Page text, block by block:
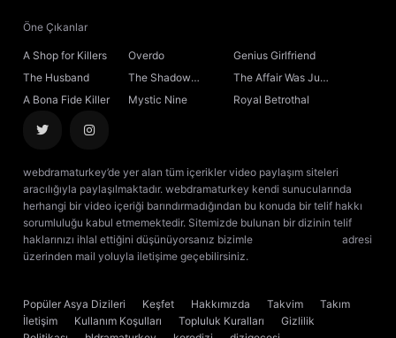
Öne Çıkanlar
A Shop for Killers Overdo
Genius Girlfriend
The Husband
The Shadow
Sovereign
The Affair Was Just
the Beginning
A Bona Fide Killer Mystic Nine Royal Betrothal
webdramaturkey’de yer alan tüm içerikler video paylaşım siteleri
aracılığıyla paylaşılmaktadır. webdramaturkey kendi sunucularında
herhangi bir video içeriği barındırmadığından bu konuda bir telif hakkı
sorumluluğu kabul etmemektedir. Sitemizde bulunan bir dizinin telif
haklarınızı ihlal ettiğini düşünüyorsanız bizimle
adresi
üzerinden mail yoluyla iletişime geçebilirsiniz.
Popüler Asya Dizileri Keşfet Hakkımızda Takvim
Takım
İletişim
Kullanım Koşulları Topluluk Kuralları
Gizlilik